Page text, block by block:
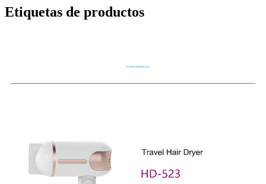
Etiquetas de productos
Características